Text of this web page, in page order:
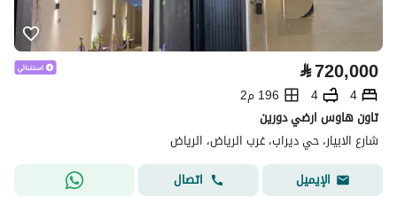
⃁720,000
4
4
196 م2
تاون هاوس ارضي دورين
شارع الابيار، حي ديراب، غرب الرياض، الرياض
الإيميل
اتصال